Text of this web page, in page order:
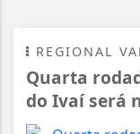
REGIONAL
Quarta
do Ivaí será